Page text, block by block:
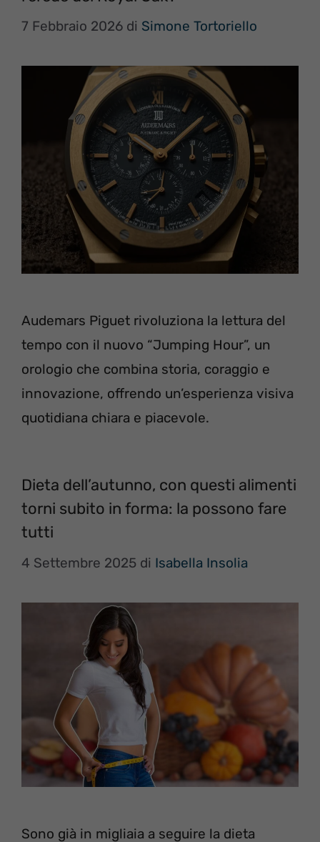
7 Febbraio 2026 di Simone Tortoriello
Audemars Piguet rivoluziona la lettura del
tempo con il nuovo “Jumping Hour”, un
orologio che combina storia, coraggio e
innovazione, offrendo un’esperienza visiva
quotidiana chiara e piacevole.
Dieta dell’autunno, con questi alimenti
torni subito in forma: la possono fare
tutti
4 Settembre 2025 di Isabella Insolia
Sono già in migliaia a seguire la dieta